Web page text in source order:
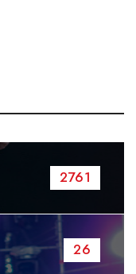
2761
26